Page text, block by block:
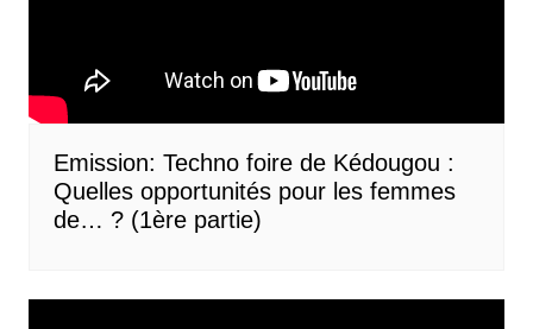
Emission: Techno foire de Kédougou :
Quelles opportunités pour les femmes
de… ? (1ère partie)